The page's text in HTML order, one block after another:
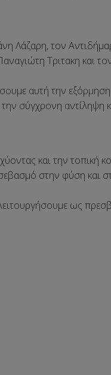
Λάζαρη, τον
Τριτακη και
αυτή την εξόρμηση.
σύγχρονη αντίληψη
και την τοπική
στην φύση και
ως